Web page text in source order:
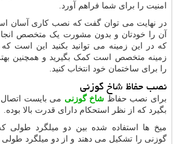
امنیت را برای شما فراهم آورد.
در نهایت می توان گفت که نصب کاری آسان است
آن را خودتان و بدون مشورت یک متخصص
که در این زمینه می توانید بکنید این است
زمینه متخصص است کمک بگیرید و همچنین
را برای ساختمان خود انتخاب کنید.
نصب حفاظ شاخ گوزنی
برای نصب حفاظ شاخ گوزنی می بایست
بگیرد که از نظر استحکام دارای قدرت بالا بوده.
میخ ها استفاده شده بین دو میلگرد طولی
گوزنی را تشکیل می دهند و از دو میلگرد